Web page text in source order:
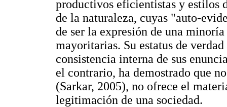
productivos eficientistas y estilos
de la naturaleza, cuyas "auto-
de ser la expresión de una
mayoritarias. Su estatus de
consistencia interna de sus
el contrario, ha demostrado que
(Sarkar, 2005), no ofrece el
legitimación de una sociedad.